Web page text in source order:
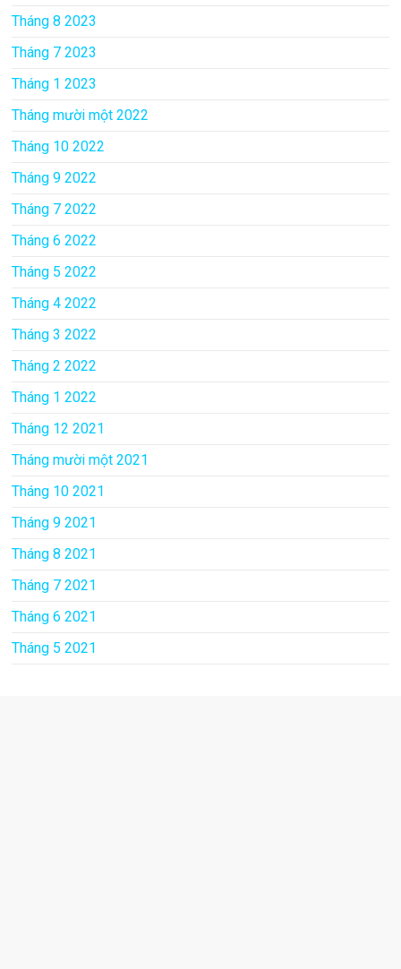
Tháng 8 2023
Tháng 7 2023
Tháng 1 2023
Tháng mười một 2022
Tháng 10 2022
Tháng 9 2022
Tháng 7 2022
Tháng 6 2022
Tháng 5 2022
Tháng 4 2022
Tháng 3 2022
Tháng 2 2022
Tháng 1 2022
Tháng 12 2021
Tháng mười một 2021
Tháng 10 2021
Tháng 9 2021
Tháng 8 2021
Tháng 7 2021
Tháng 6 2021
Tháng 5 2021